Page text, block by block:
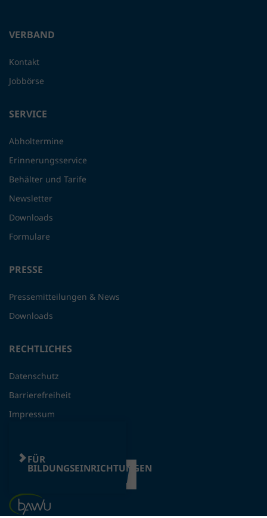
FÜR
BILDUNGSEINRICHTUNGEN
VERBAND
Kontakt
Jobbörse
SERVICE
Abholtermine
Erinnerungsservice
Behälter und Tarife
Newsletter
Downloads
Formulare
PRESSE
Pressemitteilungen & News
Downloads
RECHTLICHES
Datenschutz
Barrierefreiheit
Impressum